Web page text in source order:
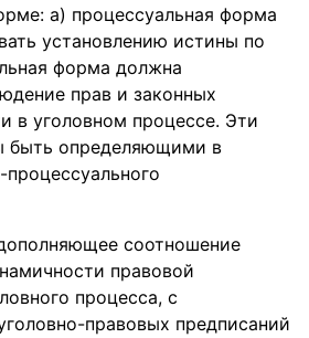
а) процессуальная форма
установлению истины по
форма должна
прав и законных
в уголовном процессе. Эти
быть определяющими в
соотношение
правовой
процесса, с
правовых предписаний